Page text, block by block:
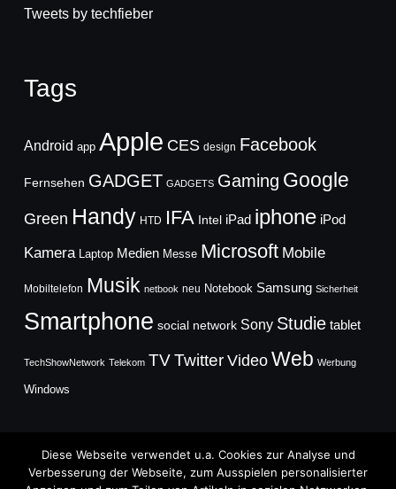
Tweets by techfieber
Tags
Android app Apple CES design Facebook
Fernsehen GADGET GADGETS Gaming Google
Green Handy HTD IFA Intel iPad iphone iPod
Kamera Laptop Medien Messe Microsoft Mobile
Mobiltelefon Musik netbook neu Notebook Samsung Sicherheit
Smartphone social network Sony Studie tablet
TechShowNetwork Telekom TVTwitter Video Web Werbung
Windows
Diese Webseite verwendet u.a. Cookies zur Analyse und
Verbesserung der Webseite, zum Ausspielen personalisierter